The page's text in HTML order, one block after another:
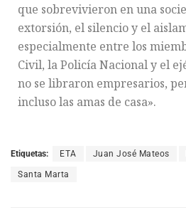
que sobrevivieron en una
extorsión, el silencio y el
especialmente entre los
Civil, la Policía Nacional y el
no se libraron empresarios,
incluso las amas de casa».
Etiquetas: ETA Juan José Mateos
Santa Marta